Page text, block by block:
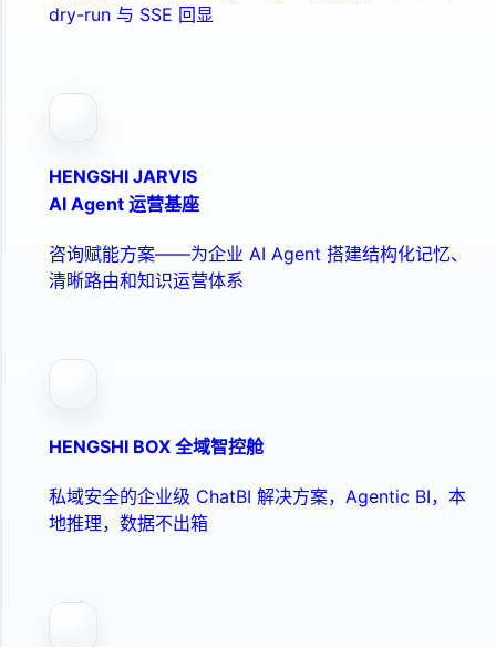
dry-run 与 SSE 回显
HENGSHI JARVIS
AI Agent 运营基座
咨询赋能方案——为企业 AI Agent 搭建结构化记忆、
清晰路由和知识运营体系
HENGSHI BOX 全域智控舱
私域安全的企业级 ChatBI 解决方案，Agentic BI，本
地推理，数据不出箱